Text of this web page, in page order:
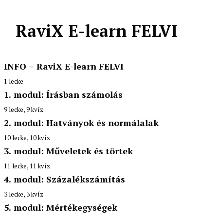
RaviX E-learn FELVI
INFO – RaviX E-learn FELVI
Köszöntelek a felvételi felkészítőn!
1 lecke
1. modul: Írásban számolás
1. lecke: Egész számok összeadása
2. lecke: Tizedestörtek összeadása
3. lecke: Kivonás művelet egész számokkal
4. lecke: Kivonás művelet tizedestörtekkel
5. lecke: Egész számok szorzatának kiszámolása
9 lecke, 9 kvíz
2. modul: Hatványok és normálalak
1. lecke: Hatványfogalom megértése
2. lecke: Egy negatív szám hatványa
3. lecke: Azonos alapú hatványok szorzása
4. lecke: Azonos alapú hatványok osztása
10 lecke, 10 kvíz
3. modul: Műveletek és törtek
1. lecke: Közönséges tört, tizedestört és vegyes szám alak
2. lecke: Közönséges tört egyszerűsítése és bővítése
3. lecke: Törtből tizedestört, tizedestörtből tört és vegyes szám
11 lecke, 11 kvíz
4. modul: Százalékszámítás
1. lecke: ValamiNEK a része
3 lecke, 3 kvíz
5. modul: Mértékegységek